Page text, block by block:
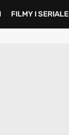
FILMY I SERIALE